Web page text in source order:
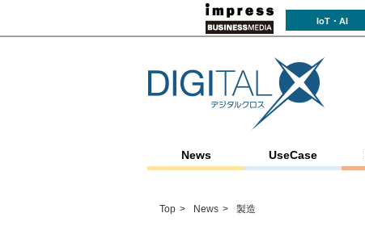
IoT・AI
News UseCase
Top News 製造